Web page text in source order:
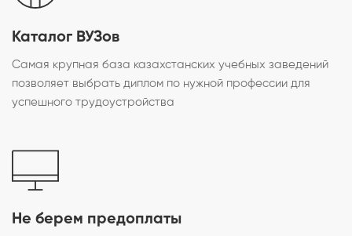
Каталог ВУЗов
Самая крупная база казахстанских учебных заведений
позволяет выбрать диплом по нужной профессии для
успешного трудоустройства
Не берем предоплаты